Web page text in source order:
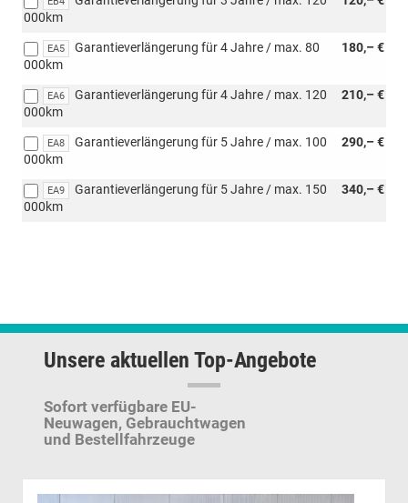
000km
EA5 180,– €
Garantieverlängerung für 4 Jahre / max. 80
000km
EA6 210,– €
Garantieverlängerung für 4 Jahre / max. 120
000km
EA8 290,– €
Garantieverlängerung für 5 Jahre / max. 100
000km
EA9 340,– €
Garantieverlängerung für 5 Jahre / max. 150
000km
Unsere aktuellen Top-Angebote
Sofort verfügbare EU-
Neuwagen, Gebrauchtwagen
und Bestellfahrzeuge